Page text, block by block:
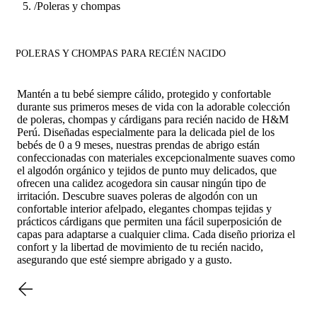
/Poleras y chompas
POLERAS Y CHOMPAS PARA RECIÉN NACIDO
Mantén a tu bebé siempre cálido, protegido y confortable
durante sus primeros meses de vida con la adorable colección
de poleras, chompas y cárdigans para recién nacido de H&M
Perú. Diseñadas especialmente para la delicada piel de los
bebés de 0 a 9 meses, nuestras prendas de abrigo están
confeccionadas con materiales excepcionalmente suaves como
el algodón orgánico y tejidos de punto muy delicados, que
ofrecen una calidez acogedora sin causar ningún tipo de
irritación. Descubre suaves poleras de algodón con un
confortable interior afelpado, elegantes chompas tejidas y
prácticos cárdigans que permiten una fácil superposición de
capas para adaptarse a cualquier clima. Cada diseño prioriza el
confort y la libertad de movimiento de tu recién nacido,
asegurando que esté siempre abrigado y a gusto.